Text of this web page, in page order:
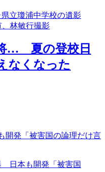
… 夏の登校日
なくなった
発「被害国の論理だけ言